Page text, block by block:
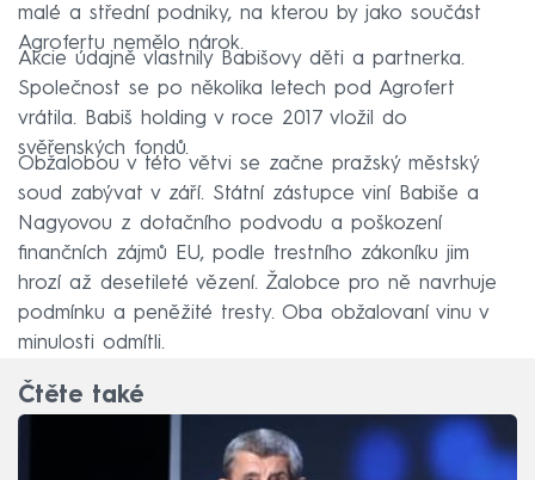
malé a střední podniky, na kterou by jako součást
Agrofertu nemělo nárok.
Akcie údajně vlastnily Babišovy děti a partnerka.
Společnost se po několika letech pod Agrofert
vrátila. Babiš holding v roce 2017 vložil do
svěřenských fondů.
Obžalobou v této větvi se začne pražský městský
soud zabývat v září. Státní zástupce viní Babiše a
Nagyovou z dotačního podvodu a poškození
finančních zájmů EU, podle trestního zákoníku jim
hrozí až desetileté vězení. Žalobce pro ně navrhuje
podmínku a peněžité tresty. Oba obžalovaní vinu v
minulosti odmítli.
Čtěte také